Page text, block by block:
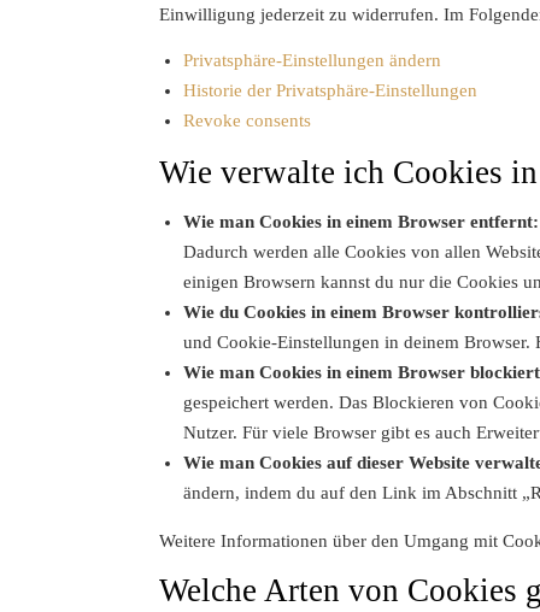
Einwilligung jederzeit zu widerrufen. Im
Privatsphäre-Einstellungen ändern
Historie der Privatsphäre-Einstellungen
Revoke consents
Wie verwalte ich Cookies
Wie man Cookies in einem Browser entfernt:
Dadurch werden alle Cookies von allen
einigen Browsern kannst du nur die Cookies
Wie du Cookies in einem Browser
und Cookie-Einstellungen in deinem Browser.
Wie man Cookies in einem Browser
gespeichert werden. Das Blockieren von
Nutzer. Für viele Browser gibt es auch
Wie man Cookies auf dieser Website
ändern, indem du auf den Link im Abschnitt
Weitere Informationen über den Umgang mit
Welche Arten von Cookies